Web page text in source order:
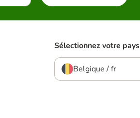
Sélectionnez votre pays
Belgique / fr